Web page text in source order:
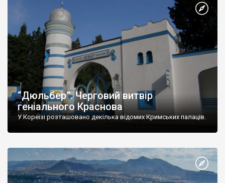
“Дюльбер”. Черговий витвір
геніального Краснова
У Кореїзі розташовано декілька відомих Кримських палаців.